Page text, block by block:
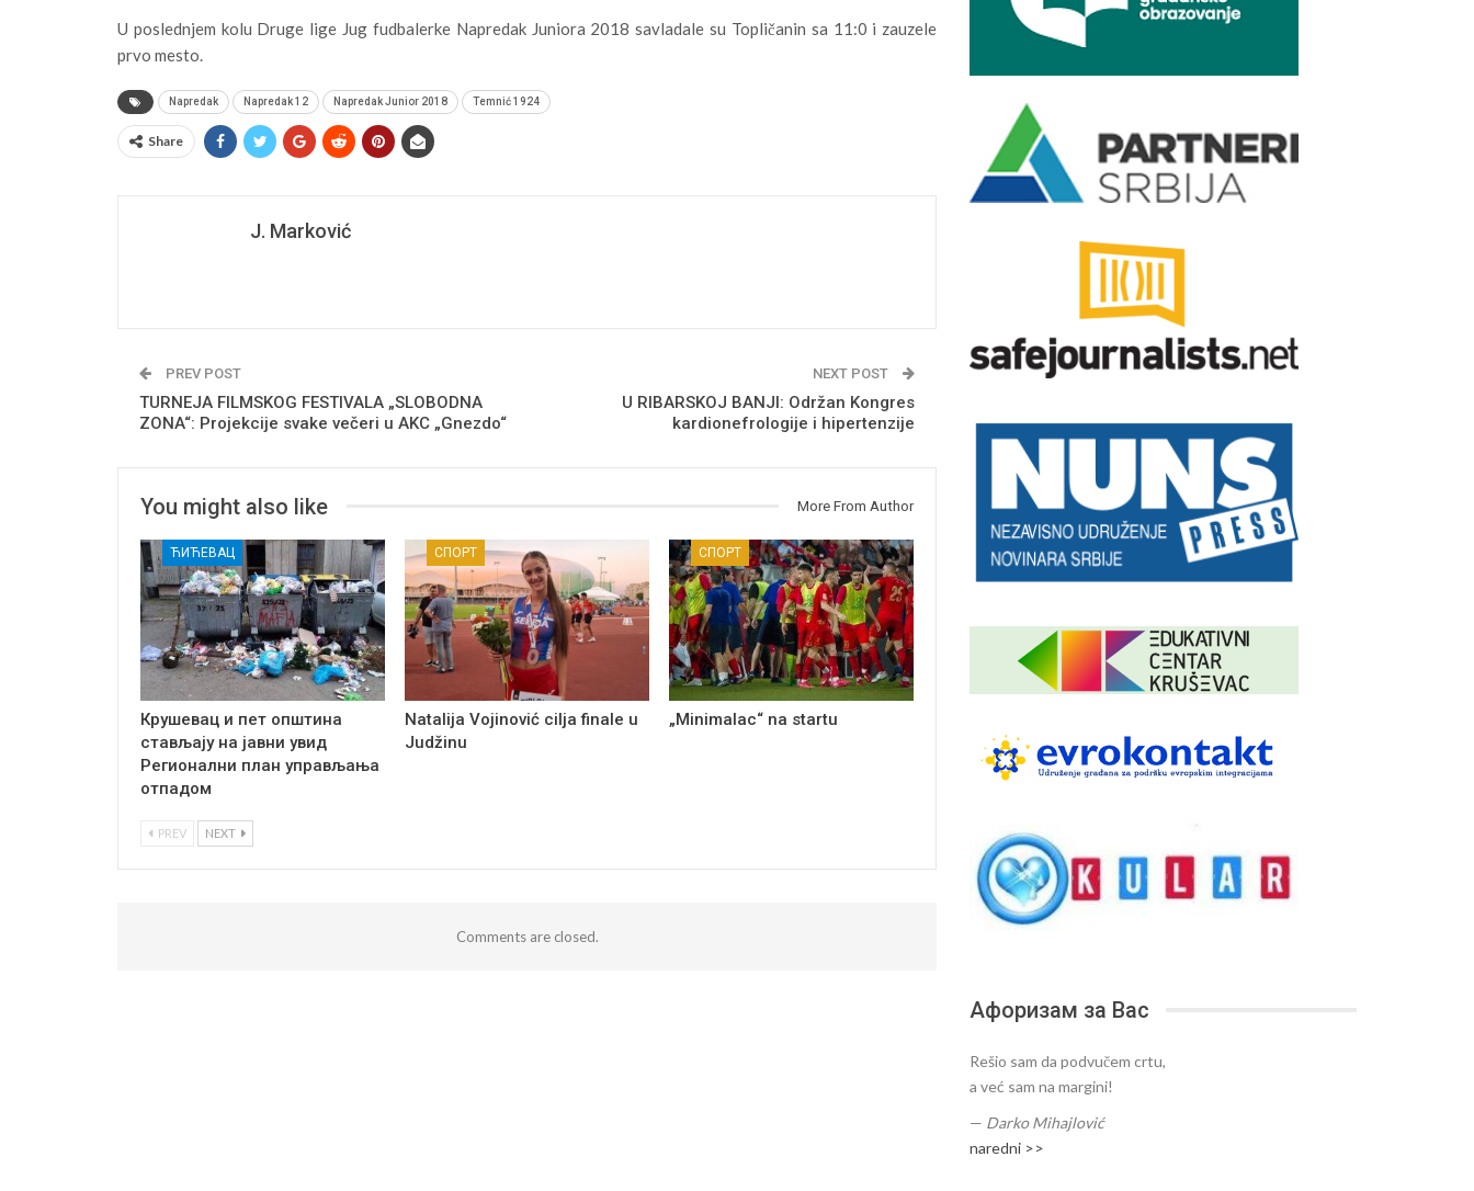
U poslednjem kolu Druge lige Jug fudbalerke Napredak Juniora 2018 savladale su Topličanin sa 11:0 i zauzele
prvo mesto.
Napredak Napredak 12 Napredak Junior 2018 Temnić 1924
Share
J. Marković
PREV POST
TURNEJA FILMSKOG FESTIVALA „SLOBODNA
ZONA“: Projekcije svake večeri u AKC „Gnezdo“
NEXT POST
U RIBARSKOJ BANJI: Održan Kongres
kardionefrologije i hipertenzije
You might also like More From Author
ЋИЋЕВАЦ
Крушевац и пет општина
стављају на јавни увид
Регионални план управљања
отпадом
СПОРТ
Natalija Vojinović cilja finale u
Judžinu
СПОРТ
„Minimalac“ na startu
PREV NEXT
Comments are closed.
Афоризам за Вас
Rešio sam da podvučem crtu,
a već sam na margini!
— Darko Mihajlović
naredni >>